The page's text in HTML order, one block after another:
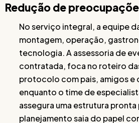
Redução de
No serviço integral, a equipe
montagem, operação,
tecnologia. A assessoria de
contratada, foca no roteiro
protocolo com pais, amigos e
enquanto o time de
assegura uma estrutura pronta
planejamento saia do papel